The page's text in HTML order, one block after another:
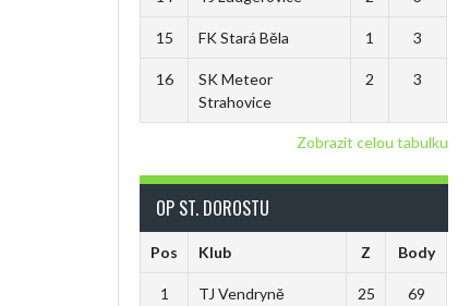
15 FK Stará Běla 1 3
16
SK Meteor
Strahovice
2 3
Zobrazit celou tabulku
OP ST. DOROSTU
Pos Klub Z Body
1 TJ Vendryně 25 69